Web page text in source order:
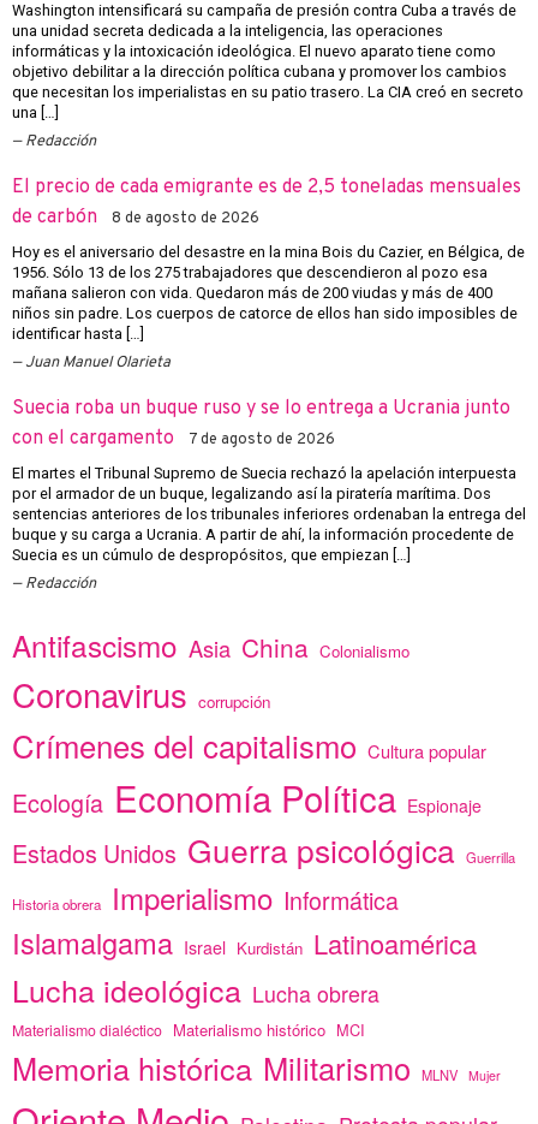
Washington intensificará su campaña de presión contra Cuba a través de
una unidad secreta dedicada a la inteligencia, las operaciones
informáticas y la intoxicación ideológica. El nuevo aparato tiene como
objetivo debilitar a la dirección política cubana y promover los cambios
que necesitan los imperialistas en su patio trasero. La CIA creó en secreto
una […]
Redacción
El precio de cada emigrante es de 2,5 toneladas mensuales
de carbón
8 de agosto de 2026
Hoy es el aniversario del desastre en la mina Bois du Cazier, en Bélgica, de
1956. Sólo 13 de los 275 trabajadores que descendieron al pozo esa
mañana salieron con vida. Quedaron más de 200 viudas y más de 400
niños sin padre. Los cuerpos de catorce de ellos han sido imposibles de
identificar hasta […]
Juan Manuel Olarieta
Suecia roba un buque ruso y se lo entrega a Ucrania junto
con el cargamento
7 de agosto de 2026
El martes el Tribunal Supremo de Suecia rechazó la apelación interpuesta
por el armador de un buque, legalizando así la piratería marítima. Dos
sentencias anteriores de los tribunales inferiores ordenaban la entrega del
buque y su carga a Ucrania. A partir de ahí, la información procedente de
Suecia es un cúmulo de despropósitos, que empiezan […]
Redacción
Antifascismo Asia China Colonialismo
Coronavirus corrupción
Crímenes del capitalismo Cultura popular
Ecología Economía Política Espionaje
Estados Unidos Guerra psicológica Guerrilla
Historia obrera Imperialismo Informática
Islamalgama Israel Kurdistán Latinoamérica
Lucha ideológica Lucha obrera
Materialismo dialéctico Materialismo histórico MCI
Memoria histórica Militarismo MLNV Mujer